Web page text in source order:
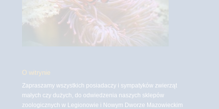
O witrynie
Zapraszamy wszystkich posiadaczy i sympatyków zwierząt
małych czy dużych, do odwiedzenia naszych sklepów
zoologicznych w Legionowie i Nowym Dworze Mazowieckim